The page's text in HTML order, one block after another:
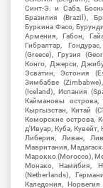
Синт-Э. и Саба,
Бразилия (Brazil),
Буркина Фасо,
Армения, Габон,
Гибралтар,
(Greece), Грузия
Конго, Джерси,
Эсватин, Эстония
Зимбабве
(Iceland), Испания
Каймановы острова,
Кыргызстан, Китай
Коморские острова,
д'Ивуар, Куба, Кувейт,
Либерия, Ливан,
Мавритания,
Марокко (Morocco),
Монако, Намибия,
(Netherlands),
Каледония,